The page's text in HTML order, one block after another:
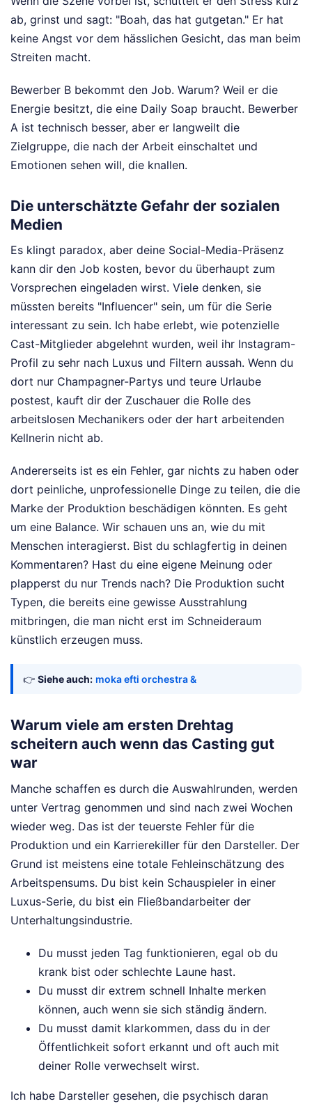
ab, grinst und sagt: "Boah, das hat gutgetan." Er hat
keine Angst vor dem hässlichen Gesicht, das man beim
Streiten macht.
Bewerber B bekommt den Job. Warum? Weil er die
Energie besitzt, die eine Daily Soap braucht. Bewerber
A ist technisch besser, aber er langweilt die
Zielgruppe, die nach der Arbeit einschaltet und
Emotionen sehen will, die knallen.
Die unterschätzte Gefahr der sozialen
Medien
Es klingt paradox, aber deine Social-Media-Präsenz
kann dir den Job kosten, bevor du überhaupt zum
Vorsprechen eingeladen wirst. Viele denken, sie
müssten bereits "Influencer" sein, um für die Serie
interessant zu sein. Ich habe erlebt, wie potenzielle
Cast-Mitglieder abgelehnt wurden, weil ihr Instagram-
Profil zu sehr nach Luxus und Filtern aussah. Wenn du
dort nur Champagner-Partys und teure Urlaube
postest, kauft dir der Zuschauer die Rolle des
arbeitslosen Mechanikers oder der hart arbeitenden
Kellnerin nicht ab.
Andererseits ist es ein Fehler, gar nichts zu haben oder
dort peinliche, unprofessionelle Dinge zu teilen, die die
Marke der Produktion beschädigen könnten. Es geht
um eine Balance. Wir schauen uns an, wie du mit
Menschen interagierst. Bist du schlagfertig in deinen
Kommentaren? Hast du eine eigene Meinung oder
plapperst du nur Trends nach? Die Produktion sucht
Typen, die bereits eine gewisse Ausstrahlung
mitbringen, die man nicht erst im Schneideraum
künstlich erzeugen muss.
👉 Siehe auch: moka efti orchestra &
Warum viele am ersten Drehtag
scheitern auch wenn das Casting gut
war
Manche schaffen es durch die Auswahlrunden, werden
unter Vertrag genommen und sind nach zwei Wochen
wieder weg. Das ist der teuerste Fehler für die
Produktion und ein Karrierekiller für den Darsteller. Der
Grund ist meistens eine totale Fehleinschätzung des
Arbeitspensums. Du bist kein Schauspieler in einer
Luxus-Serie, du bist ein Fließbandarbeiter der
Unterhaltungsindustrie.
Du musst jeden Tag funktionieren, egal ob du
krank bist oder schlechte Laune hast.
Du musst dir extrem schnell Inhalte merken
können, auch wenn sie sich ständig ändern.
Du musst damit klarkommen, dass du in der
Öffentlichkeit sofort erkannt und oft auch mit
deiner Rolle verwechselt wirst.
Ich habe Darsteller gesehen, die psychisch daran